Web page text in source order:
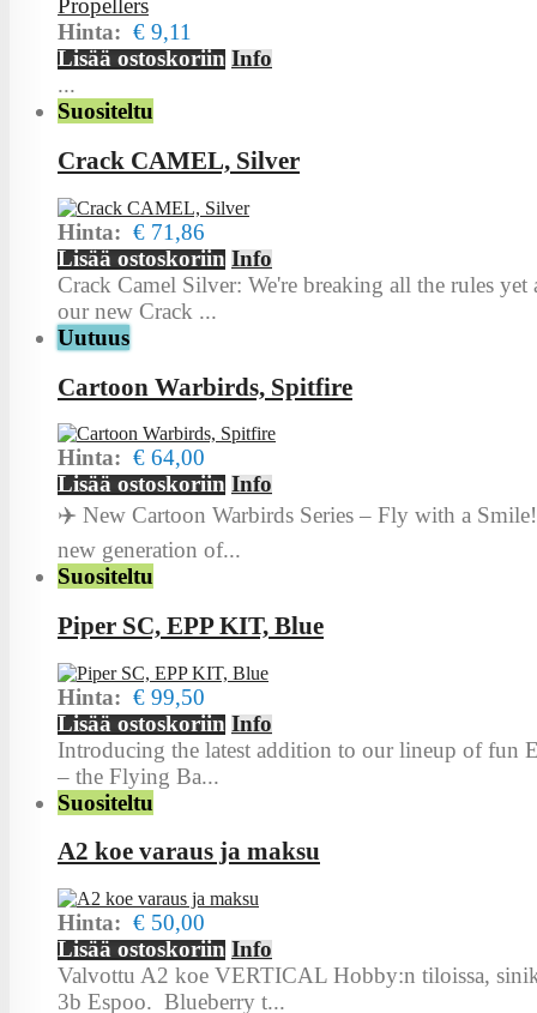
Hinta: € 9,11
Lisää ostoskoriin Info
...
Suositeltu
Crack CAMEL, Silver
Hinta: € 71,86
Lisää ostoskoriin Info
Crack Camel Silver: We're breaking all the rules yet
our new Crack ...
Uutuus
Cartoon Warbirds, Spitfire
Hinta: € 64,00
Lisää ostoskoriin Info
✈️ New Cartoon Warbirds Series – Fly with a
new generation of...
Suositeltu
Piper SC, EPP KIT, Blue
Hinta: € 99,50
Lisää ostoskoriin Info
Introducing the latest addition to our lineup of fun
– the Flying Ba...
Suositeltu
A2 koe varaus ja maksu
Hinta: € 50,00
Lisää ostoskoriin Info
Valvottu A2 koe VERTICAL Hobby:n tiloissa,
3b Espoo. Blueberry t...